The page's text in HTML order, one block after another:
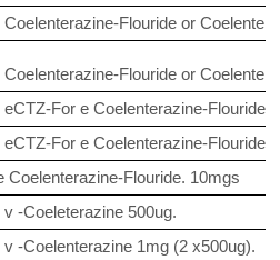
Coelenterazine-Flouride or
Coelenterazine-Flouride or
eCTZ-For e Coelenterazine-Flouride
eCTZ-For e Coelenterazine-Flouride
Coelenterazine-Flouride. 10mgs
v -Coeleterazine 500ug.
v -Coelenterazine 1mg (2 x500ug).